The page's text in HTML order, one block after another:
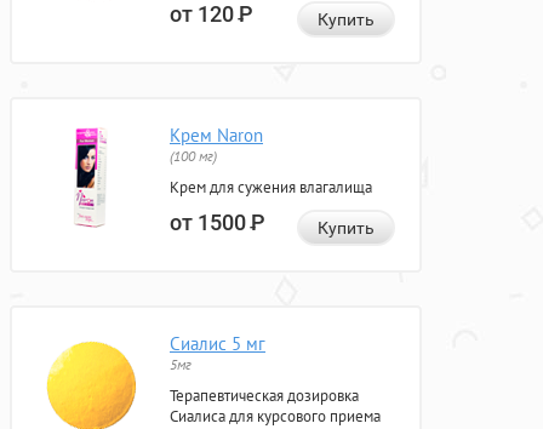
от 120Р Купить
Крем Naron
(100 мг)
Крем для сужения влагалища
от 1500Р Купить
Сиалис 5 мг
5мг
Терапевтическая дозировка
Сиалиса для курсового приема